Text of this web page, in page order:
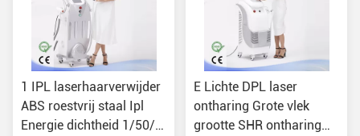
1 IPL laserhaarverwijder
ABS roestvrij staal Ipl
Energie dichtheid 1/50/
E Lichte DPL laser
ontharing Grote vlek
grootte SHR ontharing